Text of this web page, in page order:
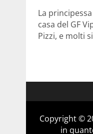
La
casa del GF
Pizzi, e molti
Copyright ©
in